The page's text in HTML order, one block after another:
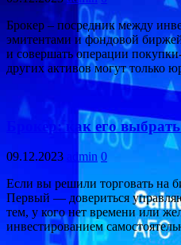
Брокер – посредник между
эмитентами и фондовой
и совершать операции
других активов могут только
Брокер: как его
09.12.2023 admin 0
Если вы решили торговать на
Первый — довериться
тем, у кого нет времени или
инвестированием